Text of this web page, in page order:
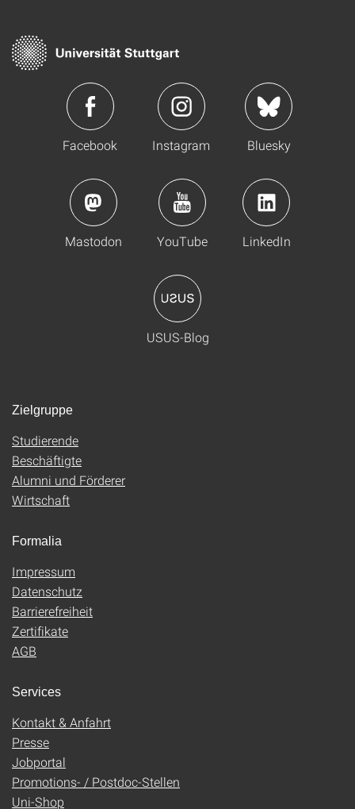
Facebook Instagram Bluesky
Mastodon YouTube LinkedIn
USUS-Blog
Zielgruppe
Studierende
Beschäftigte
Alumni und Förderer
Wirtschaft
Formalia
Impressum
Datenschutz
Barrierefreiheit
Zertifikate
AGB
Services
Kontakt & Anfahrt
Presse
Jobportal
Promotions- / Postdoc-Stellen
Uni-Shop